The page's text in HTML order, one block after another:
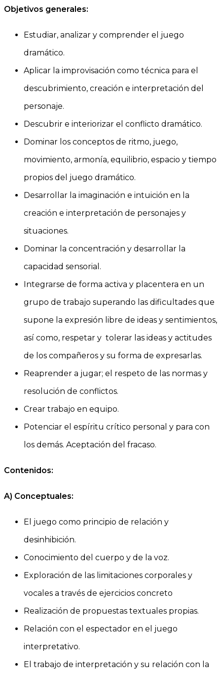
Objetivos generales:
Estudiar, analizar y comprender el juego
dramático.
Aplicar la improvisación como técnica para el
descubrimiento, creación e interpretación del
personaje.
Descubrir e interiorizar el conflicto dramático.
Dominar los conceptos de ritmo, juego,
movimiento, armonía, equilibrio, espacio y tiempo
propios del juego dramático.
Desarrollar la imaginación e intuición en la
creación e interpretación de personajes y
situaciones.
Dominar la concentración y desarrollar la
capacidad sensorial.
Integrarse de forma activa y placentera en un
grupo de trabajo superando las dificultades que
supone la expresión libre de ideas y sentimientos,
así como, respetar y tolerar las ideas y actitudes
de los compañeros y su forma de expresarlas.
Reaprender a jugar; el respeto de las normas y
resolución de conflictos.
Crear trabajo en equipo.
Potenciar el espíritu crítico personal y para con
los demás. Aceptación del fracaso.
Contenidos:
A) Conceptuales:
El juego como principio de relación y
desinhibición.
Conocimiento del cuerpo y de la voz.
Exploración de las limitaciones corporales y
vocales a través de ejercicios concreto
Realización de propuestas textuales propias.
Relación con el espectador en el juego
interpretativo.
El trabajo de interpretación y su relación con la